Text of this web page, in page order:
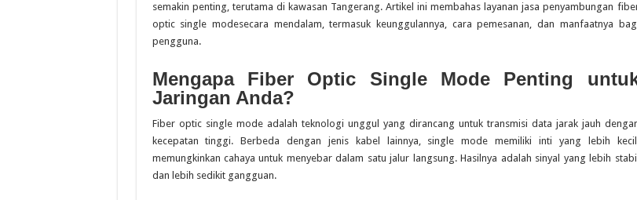
semakin penting, terutama di kawasan Tangerang. Artikel ini membahas layanan jasa penyambungan
optic single modesecara mendalam, termasuk keunggulannya, cara pemesanan, dan manfaatnya
pengguna.
Mengapa Fiber Optic Single Mode Penting
Jaringan Anda?
Fiber optic single mode adalah teknologi unggul yang dirancang untuk transmisi data jarak jauh
kecepatan tinggi. Berbeda dengan jenis kabel lainnya, single mode memiliki inti yang lebih
memungkinkan cahaya untuk menyebar dalam satu jalur langsung. Hasilnya adalah sinyal yang lebih stabil
dan lebih sedikit gangguan.